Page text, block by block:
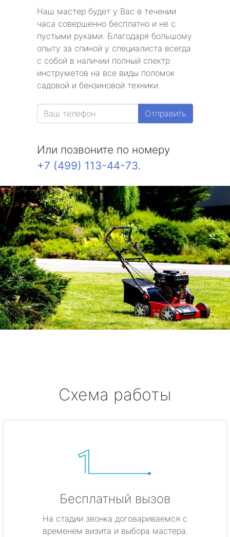
Наш мастер будет у Вас в течении
часа совершенно бесплатно и не с
пустыми руками. Благодаря большому
опыту за спиной у специалиста всегда
с собой в наличии полный спектр
инструметов на все виды поломок
садовой и бензиновой техники.
Отправить
Или позвоните по номеру
+7 (499) 113-44-73.
Схема работы
Бесплатный вызов
На стадии звонка договариваемся с
временем визита и выбора мастера.